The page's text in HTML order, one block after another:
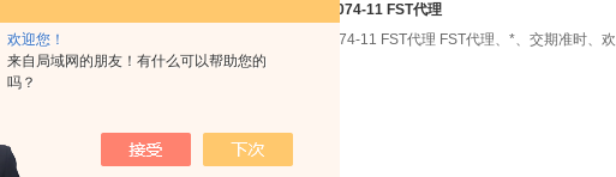
欢迎您！
来自局域网的朋友！有什么可以帮助您的
吗？
FST剪刀14074-09 Strabismus精细剪 FST精细剪14074-11 FST代理
FST剪刀14074-09 Strabismus精细剪 FST精细剪14074-11 FST代理 FST代理、*、交期准时、欢
迎新老客户！！ 更多FST产品资料，请我司销售！！